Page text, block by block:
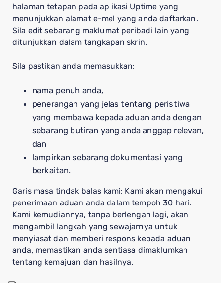
halaman tetapan pada aplikasi Uptime yang
menunjukkan alamat e-mel yang anda daftarkan.
Sila edit sebarang maklumat peribadi lain yang
ditunjukkan dalam tangkapan skrin.
Sila pastikan anda memasukkan:
nama penuh anda,
penerangan yang jelas tentang peristiwa
yang membawa kepada aduan anda dengan
sebarang butiran yang anda anggap relevan,
dan
lampirkan sebarang dokumentasi yang
berkaitan.
Garis masa tindak balas kami: Kami akan mengakui
penerimaan aduan anda dalam tempoh 30 hari.
Kami kemudiannya, tanpa berlengah lagi, akan
mengambil langkah yang sewajarnya untuk
menyiasat dan memberi respons kepada aduan
anda, memastikan anda sentiasa dimaklumkan
tentang kemajuan dan hasilnya.